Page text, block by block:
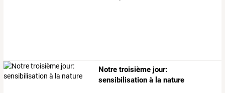
Notre troisième jour:
sensibilisation à la nature